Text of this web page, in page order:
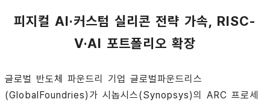
피지컬 AI·커스텀 실리콘 전략 가속, RISC-
V·AI 포트폴리오 확장
글로벌 반도체 파운드리 기업 글로벌파운드리스
(GlobalFoundries)가 시놉시스(Synopsys)의 ARC 프로세